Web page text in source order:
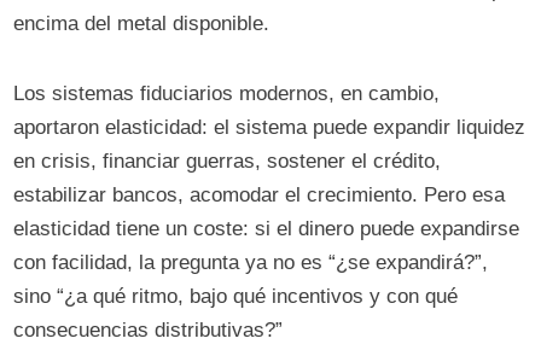
encima del metal disponible.
Los sistemas fiduciarios modernos, en cambio,
aportaron elasticidad: el sistema puede expandir liquidez
en crisis, financiar guerras, sostener el crédito,
estabilizar bancos, acomodar el crecimiento. Pero esa
elasticidad tiene un coste: si el dinero puede expandirse
con facilidad, la pregunta ya no es “¿se expandirá?”,
sino “¿a qué ritmo, bajo qué incentivos y con qué
consecuencias distributivas?”